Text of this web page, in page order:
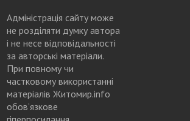
Адміністрація сайту може
не розділяти думку автора
і не несе відповідальності
за авторські матеріали.
При повному чи
частковому використанні
матеріалів Житомир.info
обов’язкове